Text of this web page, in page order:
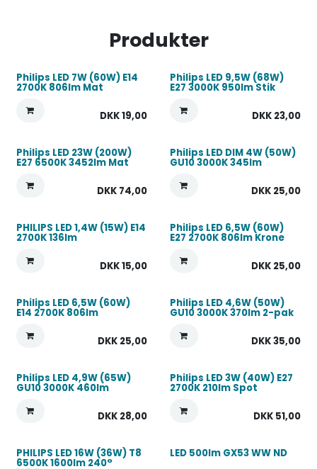
Produkter
Philips LED 7W (60W) E14
2700K 806lm Mat
DKK19,00
Philips LED 9,5W (68W)
E27 3000K 950lm Stik
DKK 23,00
Philips LED 23W (200W)
E27 6500K 3452lm Mat
DKK 74,00
Philips LED DIM 4W (50W)
GU10 3000K 345lm
DKK 25,00
PHILIPS LED 1,4W (15W) E14
2700K 136lm
DKK15,00
Philips LED 6,5W (60W)
E27 2700K 806lm Krone
DKK 25,00
Philips LED 6,5W (60W)
E14 2700K 806lm
DKK 25,00
Philips LED 4,6W (50W)
GU10 3000K 370lm 2-pak
DKK35,00
Philips LED 4,9W (65W)
GU10 3000K 460lm
DKK 28,00
Philips LED 3W (40W) E27
2700K 210lm Spot
DKK 51,00
PHILIPS LED 16W (36W) T8
6500K 1600lm 240°
LED 500lm GX53 WW ND